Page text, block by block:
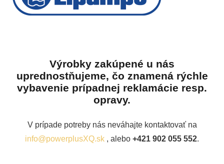
Výrobky zakúpené u nás
uprednostňujeme, čo znamená rýchle
vybavenie prípadnej reklamácie resp.
opravy.
V prípade potreby nás neváhajte kontaktovať na
info@powerplusXQ.sk , alebo +421 902 055 552.